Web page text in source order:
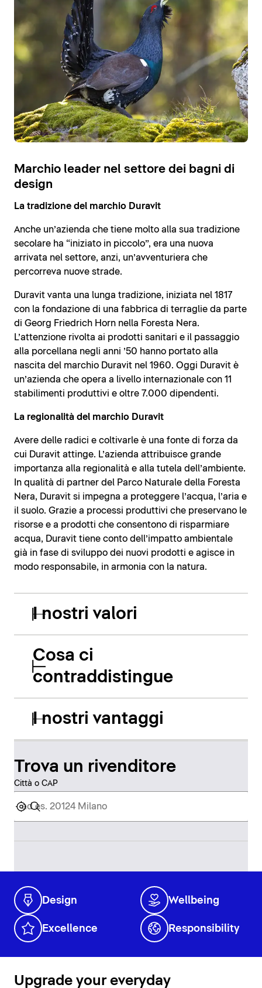
Marchio leader nel settore dei bagni di
design
La tradizione del marchio Duravit
Anche un’azienda che tiene molto alla sua tradizione
secolare ha “iniziato in piccolo”, era una nuova
arrivata nel settore, anzi, un’avventuriera che
percorreva nuove strade.
Duravit vanta una lunga tradizione, iniziata nel 1817
con la fondazione di una fabbrica di terraglie da parte
di Georg Friedrich Horn nella Foresta Nera.
L’attenzione rivolta ai prodotti sanitari e il passaggio
alla porcellana negli anni ’50 hanno portato alla
nascita del marchio Duravit nel 1960. Oggi Duravit è
un’azienda che opera a livello internazionale con 11
stabilimenti produttivi e oltre 7.000 dipendenti.
La regionalità del marchio Duravit
Avere delle radici e coltivarle è una fonte di forza da
cui Duravit attinge. L’azienda attribuisce grande
importanza alla regionalità e alla tutela dell’ambiente.
In qualità di partner del Parco Naturale della Foresta
Nera, Duravit si impegna a proteggere l’acqua, l’aria e
il suolo. Grazie a processi produttivi che preservano le
risorse e a prodotti che consentono di risparmiare
acqua, Duravit tiene conto dell’impatto ambientale
già in fase di sviluppo dei nuovi prodotti e agisce in
modo responsabile, in armonia con la natura.
I nostri valori
Cosa ci
contraddistingue
I nostri vantaggi
Trova un rivenditore
Città o CAP
Design Wellbeing
Excellence Responsibility
Upgrade your everyday